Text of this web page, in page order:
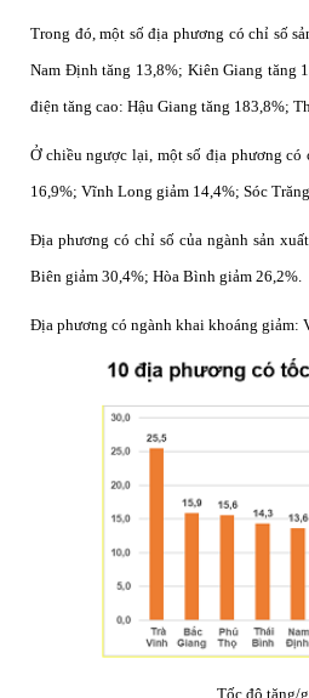
Trong đó, một số địa phương có chỉ số
Nam Định tăng 13,8%; Kiên Giang tăng
điện tăng cao: Hậu Giang tăng 183,8%;
Ở chiều ngược lại, một số địa phương
16,9%; Vĩnh Long giảm 14,4%; Sóc
Địa phương có chỉ số của ngành sản
Biên giảm 30,4%; Hòa Bình giảm 26,2%.
Địa phương có ngành khai khoáng giảm:
Tốc độ tăng/